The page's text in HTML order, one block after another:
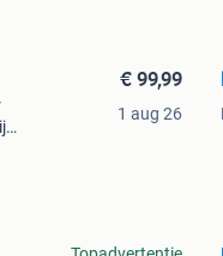
€ 99,99
1 aug 26